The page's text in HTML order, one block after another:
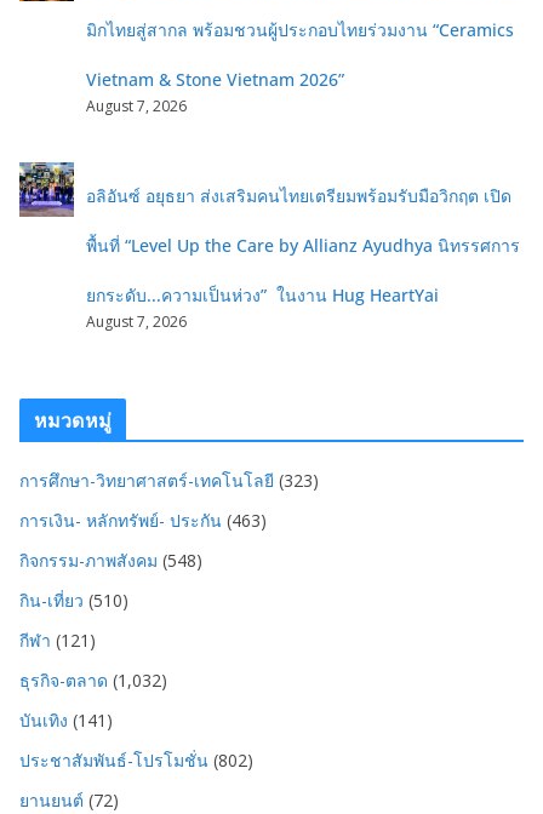
มิกไทยสู่สากล พร้อมชวนผู้ประกอบไทยร่วมงาน “Ceramics
Vietnam & Stone Vietnam 2026”
August 7, 2026
อลิอันซ์ อยุธยา ส่งเสริมคนไทยเตรียมพร้อมรับมือวิกฤต เปิด
พื้นที่ “Level Up the Care by Allianz Ayudhya นิทรรศการ
ยกระดับ...ความเป็นห่วง” ในงาน Hug HeartYai
August 7, 2026
หมวดหมู่
การศึกษา-วิทยาศาสตร์-เทคโนโลยี (323)
การเงิน- หลักทรัพย์- ประกัน (463)
กิจกรรม-ภาพสังคม (548)
กิน-เที่ยว (510)
กีฬา (121)
ธุรกิจ-ตลาด (1,032)
บันเทิง (141)
ประชาสัมพันธ์-โปรโมชั่น (802)
ยานยนต์ (72)